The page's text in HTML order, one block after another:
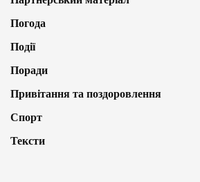
Погода
Події
Поради
Привітання та поздоровлення
Спорт
Тексти